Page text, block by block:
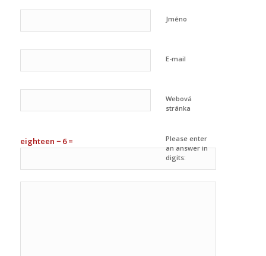
Jméno
E-mail
Webová
stránka
Please enter
an answer in
digits:
eighteen − 6 =